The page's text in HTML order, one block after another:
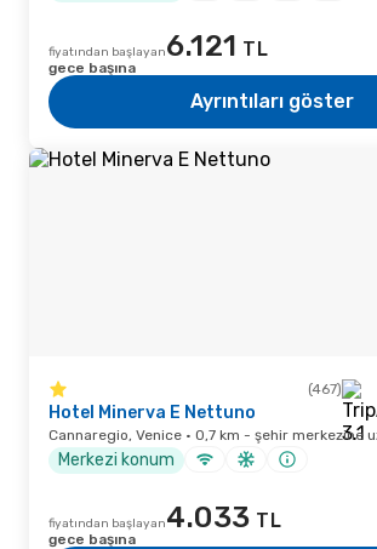
fiyatından başlayan6.121 TL
gece başına
Ayrıntıları göster
(467)
Hotel Minerva E Nettuno
Cannaregio, Venice · 0,7 km - şehir merkezine
Merkezi konum
fiyatından başlayan4.033 TL
gece başına